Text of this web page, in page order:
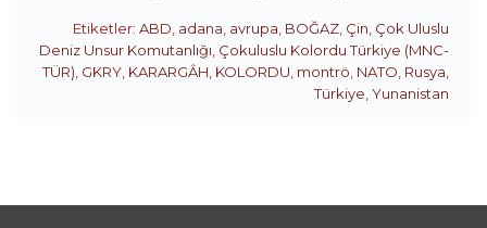
Etiketler: ABD, adana, avrupa, BOĞAZ, Çin, Çok Uluslu
Deniz Unsur Komutanlığı, Çokuluslu Kolordu Türkiye (MNC-
TÜR), GKRY, KARARGÂH, KOLORDU, montrö, NATO, Rusya,
Türkiye,Yunanistan